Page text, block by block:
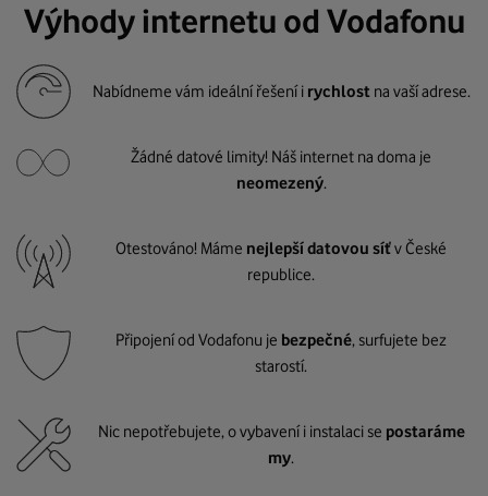
Výhody internetu od Vodafonu
Nabídneme vám ideální řešení i rychlost na vaší adrese.
Žádné datové limity! Náš internet na doma je
neomezený.
Otestováno! Máme nejlepší datovou síťv České
republice.
Připojení od Vodafonu je bezpečné, surfujete bez
starostí.
Nic nepotřebujete, o vybavení i instalaci se postaráme
my.